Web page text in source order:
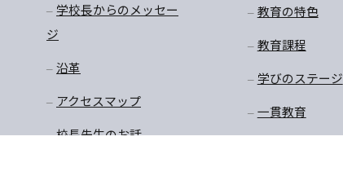
学校長からのメッセー
ジ
沿革
アクセスマップ
校長先生のお話
教育の特色
教育課程
学びのステージ
一貫教育